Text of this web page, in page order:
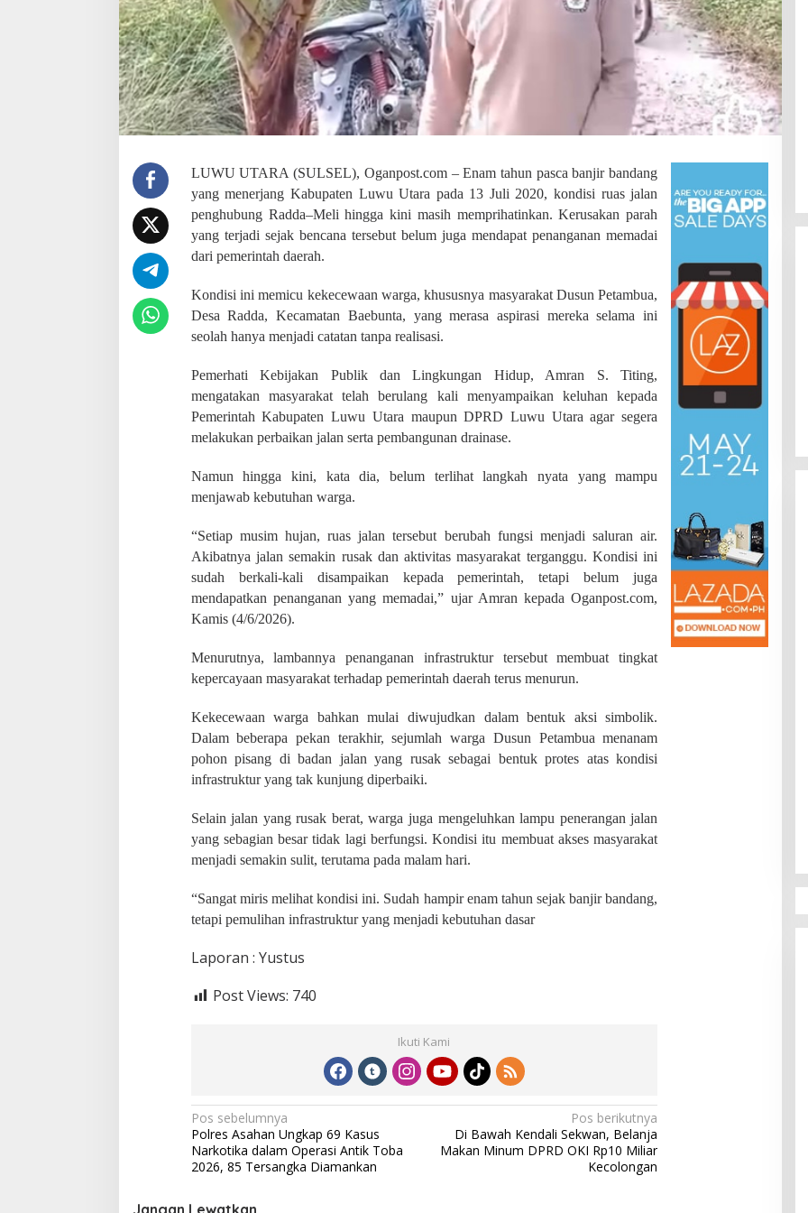
a
l
a
n
R
u
s
a
P
a
s
c
a
a
j
i
B
n
d
n
g
u
T
e
s
e
u
P
r
b
a
i
k
n
LUWU UTARA (SULSEL), Oganpost.com – Enam tahun pasca banjir bandang
yang menerjang Kabupaten Luwu Utara pada 13 Juli 2020, kondisi ruas jalan
penghubung Radda–Meli hingga kini masih memprihatinkan. Kerusakan parah
yang terjadi sejak bencana tersebut belum juga mendapat penanganan memadai
dari pemerintah daerah.
Kondisi ini memicu kekecewaan warga, khususnya masyarakat Dusun Petambua,
Desa Radda, Kecamatan Baebunta, yang merasa aspirasi mereka selama ini
seolah hanya menjadi catatan tanpa realisasi.
Pemerhati Kebijakan Publik dan Lingkungan Hidup, Amran S. Titing,
mengatakan masyarakat telah berulang kali menyampaikan keluhan kepada
Pemerintah Kabupaten Luwu Utara maupun DPRD Luwu Utara agar segera
melakukan perbaikan jalan serta pembangunan drainase.
Namun hingga kini, kata dia, belum terlihat langkah nyata yang mampu
menjawab kebutuhan warga.
“Setiap musim hujan, ruas jalan tersebut berubah fungsi menjadi saluran air.
Akibatnya jalan semakin rusak dan aktivitas masyarakat terganggu. Kondisi ini
sudah berkali-kali disampaikan kepada pemerintah, tetapi belum juga
mendapatkan penanganan yang memadai,” ujar Amran kepada Oganpost.com,
Kamis (4/6/2026).
Menurutnya, lambannya penanganan infrastruktur tersebut membuat tingkat
kepercayaan masyarakat terhadap pemerintah daerah terus menurun.
Kekecewaan warga bahkan mulai diwujudkan dalam bentuk aksi simbolik.
Dalam beberapa pekan terakhir, sejumlah warga Dusun Petambua menanam
pohon pisang di badan jalan yang rusak sebagai bentuk protes atas kondisi
infrastruktur yang tak kunjung diperbaiki.
Selain jalan yang rusak berat, warga juga mengeluhkan lampu penerangan jalan
yang sebagian besar tidak lagi berfungsi. Kondisi itu membuat akses masyarakat
menjadi semakin sulit, terutama pada malam hari.
“Sangat miris melihat kondisi ini. Sudah hampir enam tahun sejak banjir bandang,
tetapi pemulihan infrastruktur yang menjadi kebutuhan dasar
Laporan : Yustus
Post Views: 740
Ikuti Kami
N
a
v
i
Pos sebelumnya
Polres Asahan Ungkap 69 Kasus
Narkotika dalam Operasi Antik Toba
2026, 85 Tersangka Diamankan
Pos berikutnya
Di Bawah Kendali Sekwan, Belanja
Makan Minum DPRD OKI Rp10 Miliar
Kecolongan
Jangan Lewatkan
SDN 002 Bangko Raih Prestasi
Gemilang di Lomba Bertutur,
Wakili Merangin ke Tingkat
Provinsi
Di JAMBI, PENDIDIKAN Juli 22, 2026